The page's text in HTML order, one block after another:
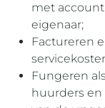
met
eigenaar;
Factureren
Fungeren
huurders